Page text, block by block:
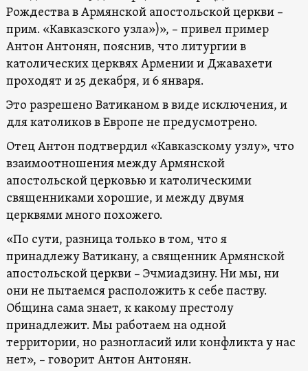
Рождества в Армянской апостольской церкви –
прим. «Кавказского узла»)», – привел пример
Антон Антонян, пояснив, что литургии в
католических церквях Армении и Джавахети
проходят и 25 декабря, и 6 января.
Это разрешено Ватиканом в виде исключения, и
для католиков в Европе не предусмотрено.
Отец Антон подтвердил «Кавказскому узлу», что
взаимоотношения между Армянской
апостольской церковью и католическими
священниками хорошие, и между двумя
церквями много похожего.
«По сути, разница только в том, что я
принадлежу Ватикану, а священник Армянской
апостольской церкви – Эчмиадзину. Ни мы, ни
они не пытаемся расположить к себе паству.
Община сама знает, к какому престолу
принадлежит. Мы работаем на одной
территории, но разногласий или конфликта у нас
нет», – говорит Антон Антонян.